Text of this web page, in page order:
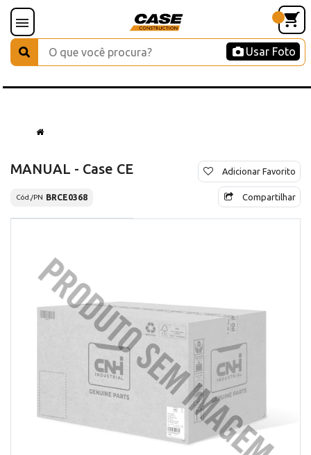
Usar Foto
MANUAL - Case CE
Cód./PN BRCE0368
Adicionar Favorito
Compartilhar